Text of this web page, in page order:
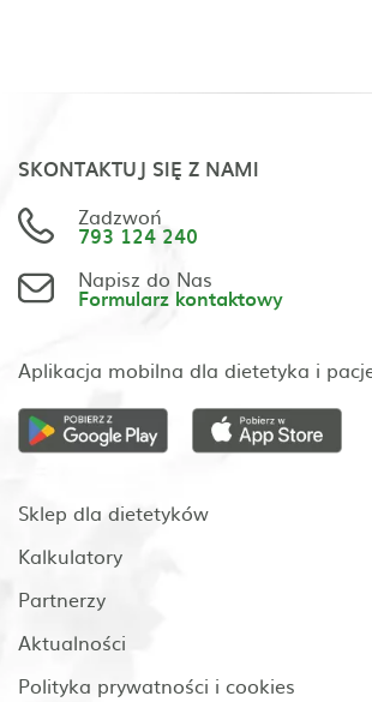
SKONTAKTUJ SIĘ Z NAMI
Zadzwoń
793 124 240
Napisz do Nas
Formularz kontaktowy
Aplikacja mobilna dla dietetyka i
Sklep dla dietetyków
Kalkulatory
Partnerzy
Aktualności
Polityka prywatności i cookies